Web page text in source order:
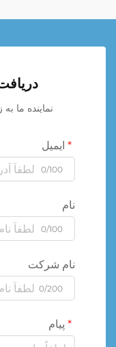
نماینده ما
ایمیل
0/100
نام
0/100
نام شرکت
0/200
پیام